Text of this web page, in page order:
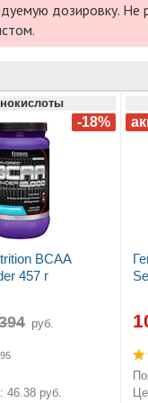
дозировку. Не
BCAA
457 г
руб.
95
46.38 руб.